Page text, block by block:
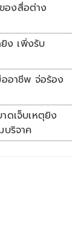
องสื่อต่าง
ยิง เพิ่งรับ
อาชีพ จ่อร้อง
ดเจ็บเหตุยิง
บริจาค